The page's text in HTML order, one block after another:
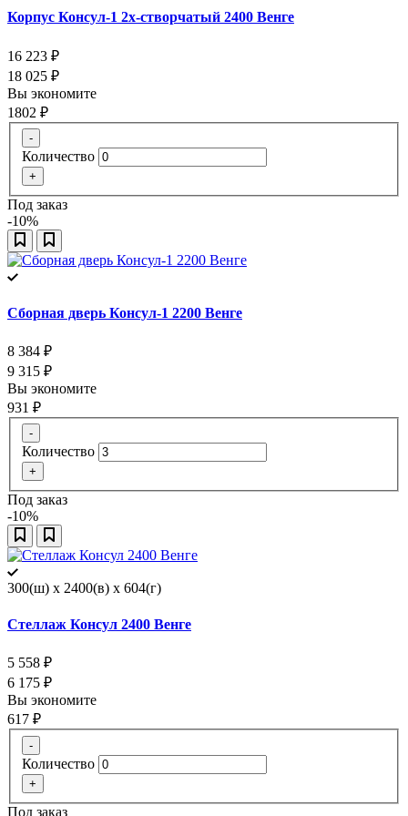
Корпус Консул-1 2х-створчатый 2400 Венге
16 223 ₽
18 025 ₽
Вы экономите
1802 ₽
-
Количество
+
Под заказ
-10%
Сборная дверь Консул-1 2200 Венге
8 384 ₽
9 315 ₽
Вы экономите
931 ₽
-
Количество
+
Под заказ
-10%
300(ш) x 2400(в) x 604(г)
Стеллаж Консул 2400 Венге
5 558 ₽
6 175 ₽
Вы экономите
617 ₽
-
Количество
+
Под заказ